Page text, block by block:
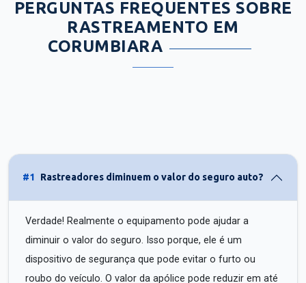
PERGUNTAS FREQUENTES SOBRE
RASTREAMENTO EM
CORUMBIARA
#1 Rastreadores diminuem o valor do seguro auto?
Verdade! Realmente o equipamento pode ajudar a
diminuir o valor do seguro. Isso porque, ele é um
dispositivo de segurança que pode evitar o furto ou
roubo do veículo. O valor da apólice pode reduzir em até